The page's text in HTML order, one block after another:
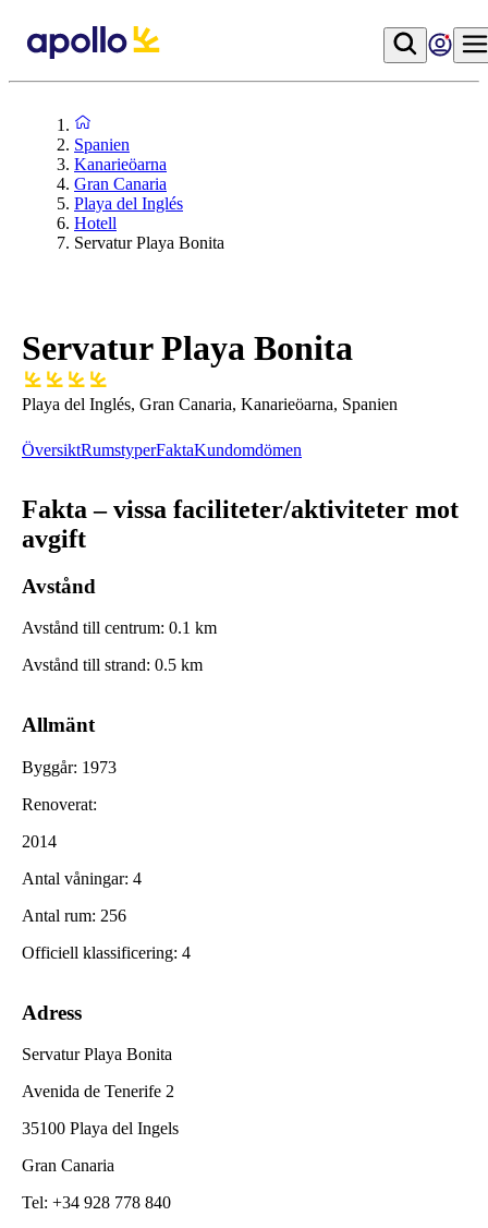
Spanien
Kanarieöarna
Gran Canaria
Playa del Inglés
Hotell
Servatur Playa Bonita
Servatur Playa Bonita
Playa del Inglés, Gran Canaria, Kanarieöarna, Spanien
ÖversiktRumstyperFaktaKundomdömen
Fakta – vissa faciliteter/aktiviteter mot
avgift
Avstånd
Avstånd till centrum: 0.1 km
Avstånd till strand: 0.5 km
Allmänt
Byggår: 1973
Renoverat:
2014
Antal våningar: 4
Antal rum: 256
Officiell klassificering: 4
Adress
Servatur Playa Bonita
Avenida de Tenerife 2
35100 Playa del Ingels
Gran Canaria
Tel: +34 928 778 840